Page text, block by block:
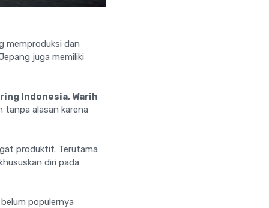
memproduksi dan
juga memiliki
Indonesia, Warih
alasan karena
produktif. Terutama
diri pada
populernya